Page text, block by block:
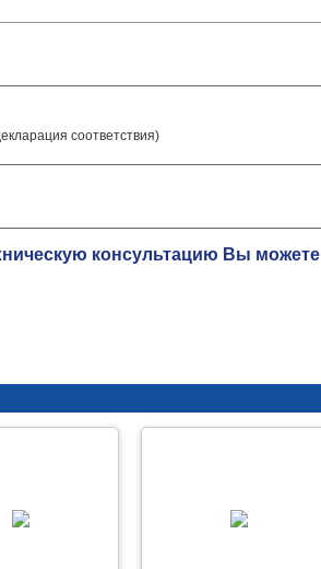
соответствия)
консультацию Вы можете